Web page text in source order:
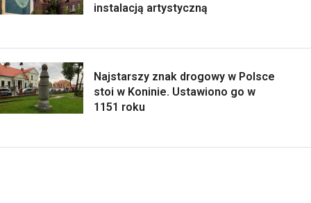
instalacją artystyczną
Najstarszy znak drogowy w Polsce
stoi w Koninie. Ustawiono go w
1151 roku